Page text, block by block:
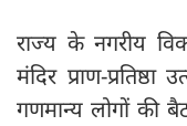
राज्य के नगरीय
मंदिर प्राण-
गणमान्य लोगों की